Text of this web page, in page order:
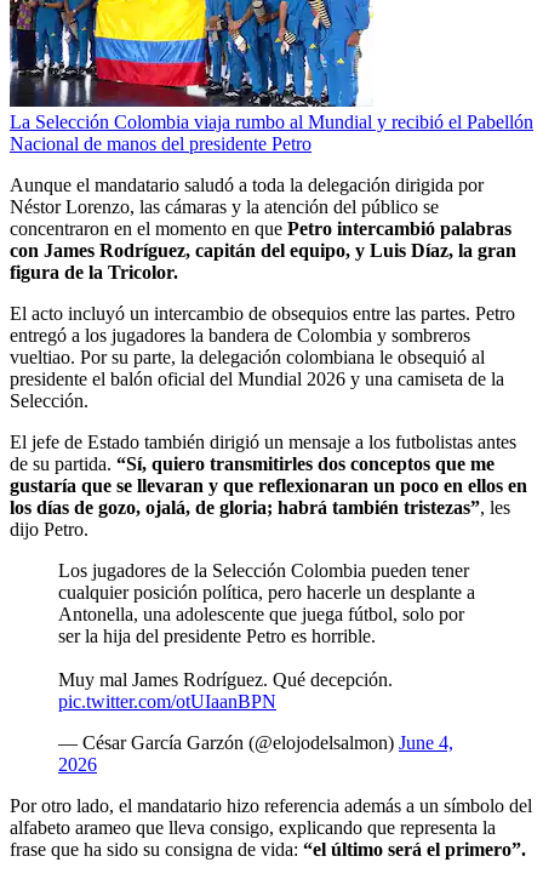
La Selección Colombia viaja rumbo al Mundial y recibió el Pabellón
Nacional de manos del presidente Petro
Aunque el mandatario saludó a toda la delegación dirigida por
Néstor Lorenzo, las cámaras y la atención del público se
concentraron en el momento en que Petro intercambió palabras
con James Rodríguez, capitán del equipo, y Luis Díaz, la gran
figura de la Tricolor.
El acto incluyó un intercambio de obsequios entre las partes. Petro
entregó a los jugadores la bandera de Colombia y sombreros
vueltiao. Por su parte, la delegación colombiana le obsequió al
presidente el balón oficial del Mundial 2026 y una camiseta de la
Selección.
El jefe de Estado también dirigió un mensaje a los futbolistas antes
de su partida. “Sí, quiero transmitirles dos conceptos que me
gustaría que se llevaran y que reflexionaran un poco en ellos en
los días de gozo, ojalá, de gloria; habrá también tristezas”, les
dijo Petro.
Los jugadores de la Selección Colombia pueden tener
cualquier posición política, pero hacerle un desplante a
Antonella, una adolescente que juega fútbol, solo por
ser la hija del presidente Petro es horrible.
Muy mal James Rodríguez. Qué decepción.
pic.twitter.com/otUIaanBPN
— César García Garzón (@elojodelsalmon) June 4,
2026
Por otro lado, el mandatario hizo referencia además a un símbolo del
alfabeto arameo que lleva consigo, explicando que representa la
frase que ha sido su consigna de vida: “el último será el primero”.